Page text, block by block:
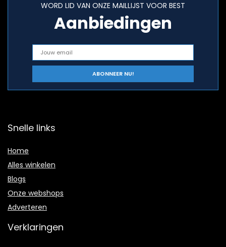
WORD LID VAN ONZE MAILLIJST VOOR BEST
Aanbiedingen
Snelle links
Home
Alles winkelen
Blogs
Onze webshops
Adverteren
Verklaringen